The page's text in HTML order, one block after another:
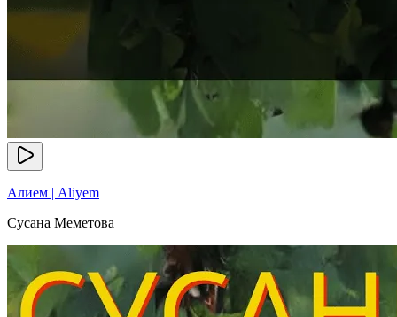
Алием | Aliyem
Сусана Меметова